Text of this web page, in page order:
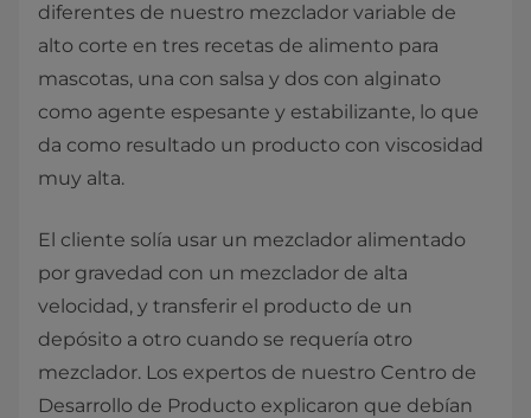
diferentes de nuestro mezclador variable de
alto corte en tres recetas de alimento para
mascotas, una con salsa y dos con alginato
como agente espesante y estabilizante, lo que
da como resultado un producto con viscosidad
muy alta.
El cliente solía usar un mezclador alimentado
por gravedad con un mezclador de alta
velocidad, y transferir el producto de un
depósito a otro cuando se requería otro
mezclador. Los expertos de nuestro Centro de
Desarrollo de Producto explicaron que debían